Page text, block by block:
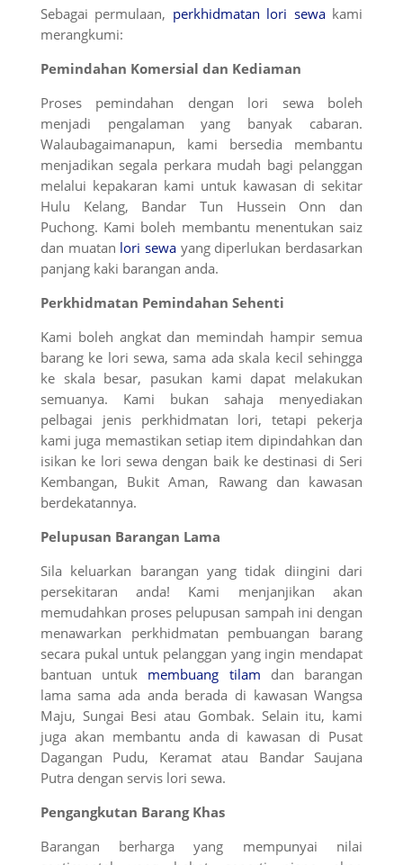
Sebagai permulaan, perkhidmatan lori sewakami
merangkumi:
Pemindahan Komersial dan Kediaman
Proses pemindahan dengan lori sewa boleh
menjadi pengalaman yang banyak cabaran.
Walaubagaimanapun, kami bersedia membantu
menjadikan segala perkara mudah bagi pelanggan
melalui kepakaran kami untuk kawasan di sekitar
Hulu Kelang, Bandar Tun Hussein Onn dan
Puchong. Kami boleh membantu menentukan saiz
dan muatan lori sewa yang diperlukan berdasarkan
panjang kaki barangan anda.
Perkhidmatan Pemindahan Sehenti
Kami boleh angkat dan memindah hampir semua
barang ke lori sewa, sama ada skala kecil sehingga
ke skala besar, pasukan kami dapat melakukan
semuanya. Kami bukan sahaja menyediakan
pelbagai jenis perkhidmatan lori, tetapi pekerja
kami juga memastikan setiap item dipindahkan dan
isikan ke lori sewa dengan baik ke destinasi di Seri
Kembangan, Bukit Aman, Rawang dan kawasan
berdekatannya.
Pelupusan Barangan Lama
Sila keluarkan barangan yang tidak diingini dari
persekitaran anda! Kami menjanjikan akan
memudahkan proses pelupusan sampah ini dengan
menawarkan perkhidmatan pembuangan barang
secara pukal untuk pelanggan yang ingin mendapat
bantuan untuk membuang tilam dan barangan
lama sama ada anda berada di kawasan Wangsa
Maju, Sungai Besi atau Gombak. Selain itu, kami
juga akan membantu anda di kawasan di Pusat
Dagangan Pudu, Keramat atau Bandar Saujana
Putra dengan servis lori sewa.
Pengangkutan Barang Khas
Barangan berharga yang mempunyai nilai